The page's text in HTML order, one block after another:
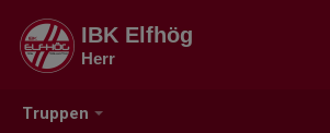
Truppen
IBK Elfhög
Herr